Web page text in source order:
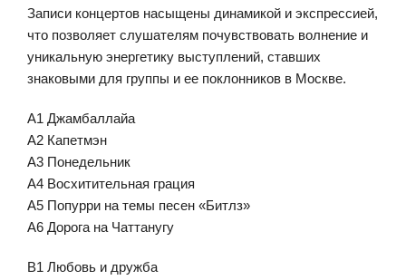
Записи концертов насыщены динамикой и экспрессией,
что позволяет слушателям почувствовать волнение и
уникальную энергетику выступлений, ставших
знаковыми для группы и ее поклонников в Москве.
A1 Джамбаллайа
A2 Капетмэн
A3 Понедельник
A4 Восхитительная грация
A5 Попурри на темы песен «Битлз»
A6 Дорога на Чаттанугу
B1 Любовь и дружба